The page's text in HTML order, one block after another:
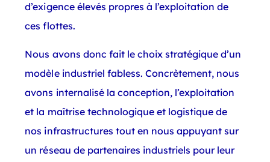
d’exigence élevés propres à l’exploitation de
ces flottes.
Nous avons donc fait le choix stratégique d’un
modèle industriel fabless. Concrètement, nous
avons internalisé la conception, l’exploitation
et la maîtrise technologique et logistique de
nos infrastructures tout en nous appuyant sur
un réseau de partenaires industriels pour leur